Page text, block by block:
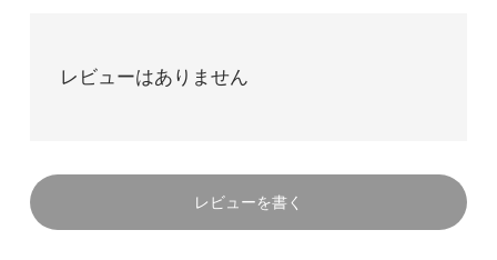
レビューはありません
レビューを書く